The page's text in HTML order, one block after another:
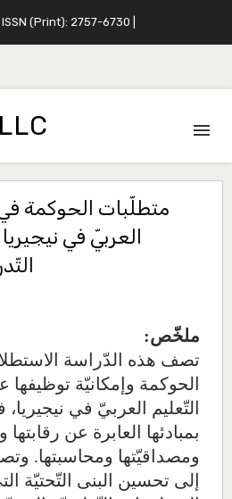
| ISSN (Print): 2757-6730 |
متطلّبات الحوكمة
العربيّ في
ملخّص:
تصف هذه الدّراسة
الحوكمة وإمكانيّة
التّعليم العربيّ في
بمبادئها العابرة عن رقابتها
ومصداقيّتها ومحاسبتها.
إلى تحسين البنى التّحتيّة